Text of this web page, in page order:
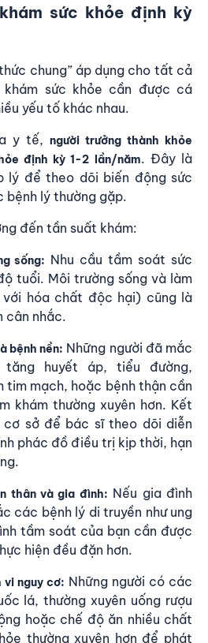
sức khỏe định kỳ
chung” áp dụng cho tất cả
khám sức khỏe cần được cá
yếu tố khác nhau.
y tế, người trưởng thành khỏe
định kỳ 1-2 lần/năm. Đây là
lý để theo dõi biến động sức
bệnh lý thường gặp.
đến tần suất khám:
sống: Nhu cầu tầm soát sức
tuổi. Môi trường sống và làm
hóa chất độc hại) cũng là
cân nhắc.
bệnh nền: Những người đã mắc
huyết áp, tiểu đường,
tim mạch, hoặc bệnh thận cần
khám thường xuyên hơn. Kết
cơ sở để bác sĩ theo dõi diễn
phác đồ điều trị kịp thời, hạn
thân và gia đình: Nếu gia đình
các bệnh lý di truyền như ung
tầm soát của bạn cần được
hiện đều đặn hơn.
vi nguy cơ: Những người có các
lá, thường xuyên uống rượu
hoặc chế độ ăn nhiều chất
thường xuyên hơn để phát